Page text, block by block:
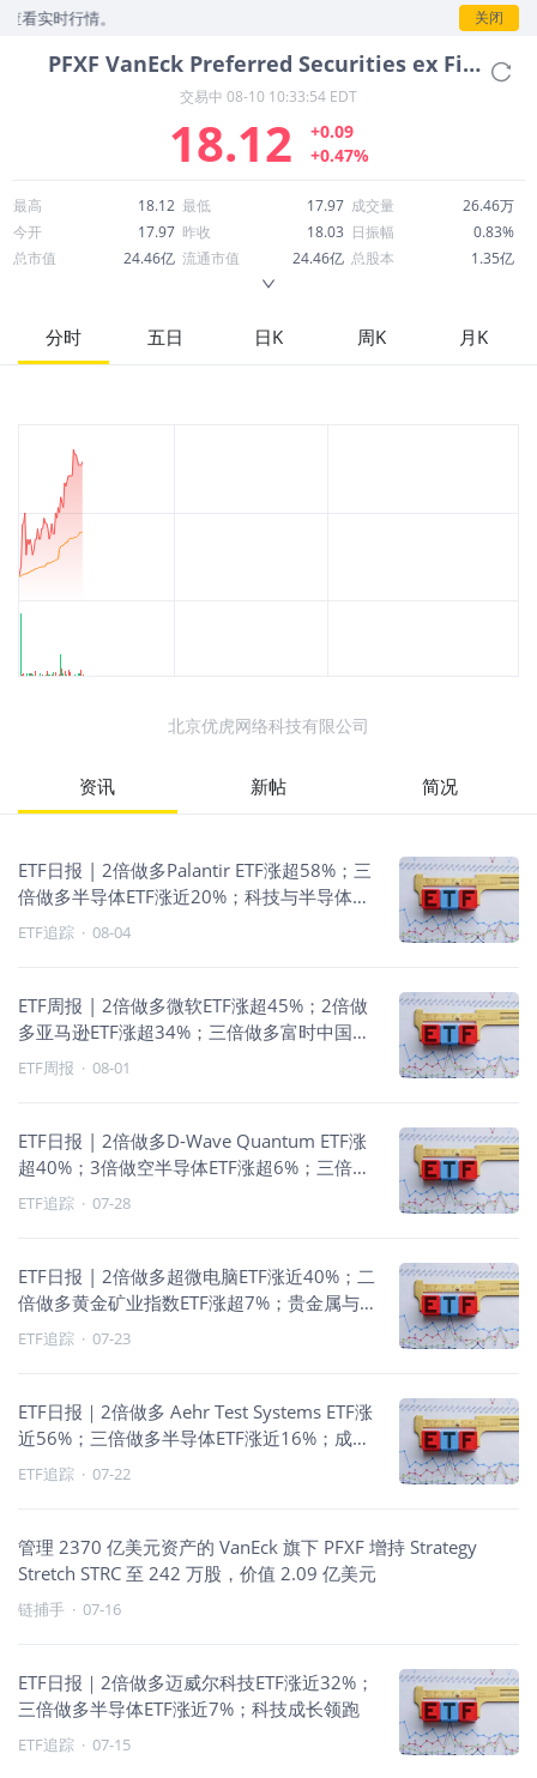
实时行情。 关闭
PFXF VanEck Preferred Securities ex Financials ETF
交易中 08-10 10:33:54 EDT
18.12
+0.09
+0.47%
最高 18.12 最低 17.97 成交量
26.46万
今开
17.97 昨收 18.03 日振幅
0.83%
总市值
24.46亿 流通市值 24.46亿 总股本
1.35亿
52周最高
19.07 市盈率
股息
分时 五日 日K 周K 月K
北京优虎网络科技有限公司
资讯 新帖 简况
ETF日报 | 2倍做多Palantir ETF涨超58%；三
倍做多半导体ETF涨近20%；科技与半导体杠
杆领涨
ETF追踪 · 08-04
ETF周报 | 2倍做多微软ETF涨超45%；2倍做
多亚马逊ETF涨超34%；三倍做多富时中国
ETF涨超17%
ETF周报 · 08-01
ETF日报 | 2倍做多D-Wave Quantum ETF涨
超40%；3倍做空半导体ETF涨超6%；三倍做
多富时中国ETF涨近6%
ETF追踪 · 07-28
ETF日报 | 2倍做多超微电脑ETF涨近40%；二
倍做多黄金矿业指数ETF涨超7%；贵金属与
公共事业走强
ETF追踪 · 07-23
ETF日报｜2倍做多 Aehr Test Systems ETF涨
近56%；三倍做多半导体ETF涨近16%；成长
风格领涨
ETF追踪 · 07-22
管理 2370 亿美元资产的 VanEck 旗下 PFXF 增持 Strategy
Stretch STRC 至 242 万股，价值 2.09 亿美元
链捕手 · 07-16
ETF日报｜2倍做多迈威尔科技ETF涨近32%；
三倍做多半导体ETF涨近7%；科技成长领跑
ETF追踪 · 07-15